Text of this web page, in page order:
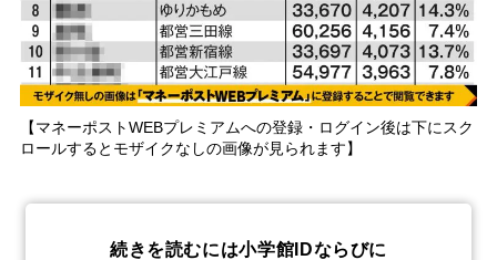
【マネーポストWEBプレミアムへの登録・ログイン後は下にスク
ロールするとモザイクなしの画像が見られます】
続きを読むには小学館IDならびに